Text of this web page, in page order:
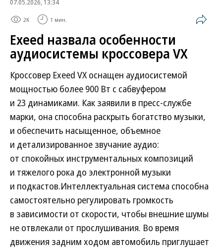
07.05.2026, 13:34
2K 1 мин.
Exeed назвала особенности
аудиосистемы кроссовера VX
Кроссовер Exeed VX оснащен аудиосистемой
мощностью более 900 Вт с сабвуфером
и 23 динамиками. Как заявили в пресс-службе
марки, она способна раскрыть богатство музыки,
и обеспечить насыщенное, объемное
и детализированное звучание аудио:
от спокойных инструментальных композиций
и тяжелого рока до электронной музыки
и подкастов.Интеллектуальная система способна
самостоятельно регулировать громкость
в зависимости от скорости, чтобы внешние шумы
не отвлекали от прослушивания. Во время
движения задним ходом автомобиль приглушает